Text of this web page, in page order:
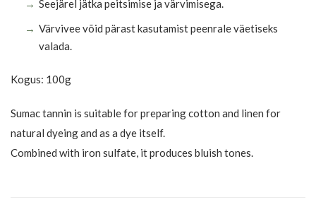
Seejärel jätka peitsimise ja värvimisega.
Värvivee võid pärast kasutamist peenrale väetiseks
valada.
Kogus: 100g
Sumac tannin is suitable for preparing cotton and linen for
natural dyeing and as a dye itself.
Combined with iron sulfate, it produces bluish tones.